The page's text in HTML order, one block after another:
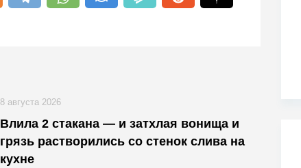
Влила 2 стакана — и затхлая вонища и
грязь растворились со стенок слива на
кухне
8 августа 2026